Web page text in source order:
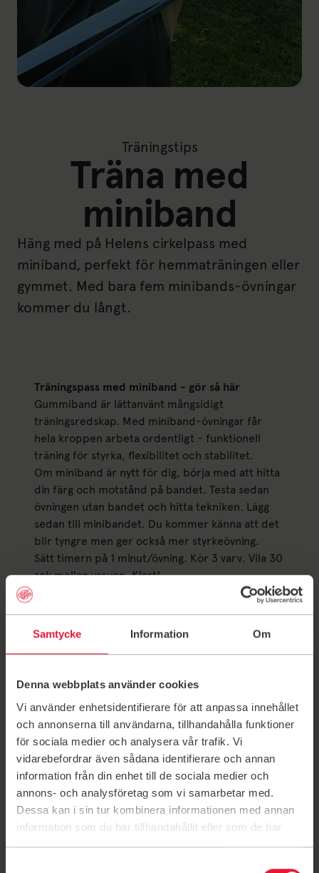
Samtycke Information Om
Denna webbplats använder cookies
Vi använder enhetsidentifierare för att anpassa innehållet
och annonserna till användarna, tillhandahålla funktioner
för sociala medier och analysera vår trafik. Vi
vidarebefordrar även sådana identifierare och annan
information från din enhet till de sociala medier och
annons- och analysföretag som vi samarbetar med.
Dessa kan i sin tur kombinera informationen med annan
information som du har tillhandahållit eller som de har
samlat in när du har använt deras tjänster.
Träningstips
Träna med
miniband
Häng med på Helens cirkelpass med
miniband, perfekt för hemmaträningen eller
gymmet. Med bara fem minibands-övningar
kommer du långt.
Träningspass med miniband - gör så här
Gummiband är lättanvänt mångsidigt
träningsredskap. Med miniband-övningar får
hela kroppen arbeta ordentligt - funktionell
träning för styrka, flexibilitet och stabilitet.
Om miniband är nytt för dig, börja med att hitta
din färg och motstånd på bandet. Testa sedan
övningen utan bandet och hitta tekniken. Lägg
sedan till minibandet. Du kommer känna att det
blir tyngre men ger också mer styrkeövning.
Sätt timern på 1 minut/övning. Kör 3 varv. Vila 30
sek mellan varven. Klart!
Tips! Håll gummibandet så spänt som möjligt
Knäböj med förflyttning
I den här minibandsövningen sätter du
stol och se till att pressa ut båda knäna i
minibandet samtidigt. Nu börjar förflyttningen.
Försök att lyft upp bröstet samtidigt som du
knallar framåt.
Sittande rodd
Lite extra kärlek till baksidan. Nyp ihop
skulderbladen ordentligt när du drar bak
bandet och försök att sitta med rak rygg hela
tiden.
Höftlyft
En fantastisk miniband-övning som stärker upp